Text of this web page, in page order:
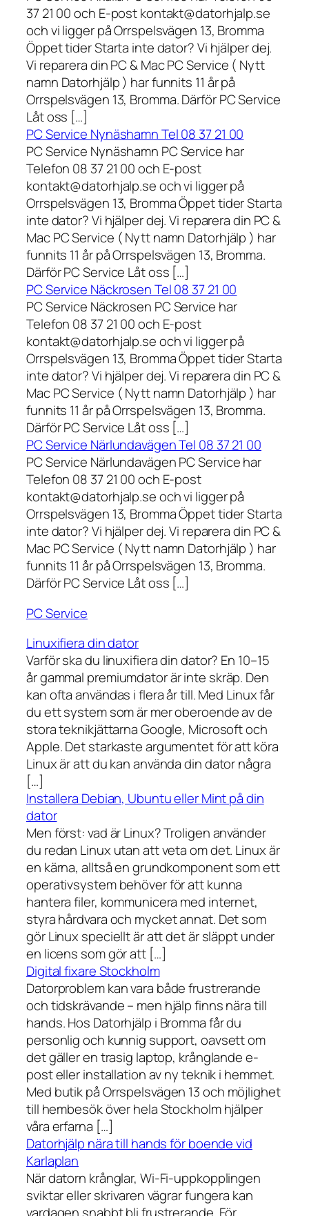
37 21 00 och E-post kontakt@datorhjalp.se
och vi ligger på Orrspelsvägen 13, Bromma
Öppet tider Starta inte dator? Vi hjälper dej.
Vi reparera din PC & Mac PC Service ( Nytt
namn Datorhjälp ) har funnits 11 år på
Orrspelsvägen 13, Bromma. Därför PC Service
Låt oss […]
PC Service Nynäshamn Tel 08 37 21 00
PC Service Nynäshamn PC Service har
Telefon 08 37 21 00 och E-post
kontakt@datorhjalp.se och vi ligger på
Orrspelsvägen 13, Bromma Öppet tider Starta
inte dator? Vi hjälper dej. Vi reparera din PC &
Mac PC Service ( Nytt namn Datorhjälp ) har
funnits 11 år på Orrspelsvägen 13, Bromma.
Därför PC Service Låt oss […]
PC Service Näckrosen Tel 08 37 21 00
PC Service Näckrosen PC Service har
Telefon 08 37 21 00 och E-post
kontakt@datorhjalp.se och vi ligger på
Orrspelsvägen 13, Bromma Öppet tider Starta
inte dator? Vi hjälper dej. Vi reparera din PC &
Mac PC Service ( Nytt namn Datorhjälp ) har
funnits 11 år på Orrspelsvägen 13, Bromma.
Därför PC Service Låt oss […]
PC Service Närlundavägen Tel 08 37 21 00
PC Service Närlundavägen PC Service har
Telefon 08 37 21 00 och E-post
kontakt@datorhjalp.se och vi ligger på
Orrspelsvägen 13, Bromma Öppet tider Starta
inte dator? Vi hjälper dej. Vi reparera din PC &
Mac PC Service ( Nytt namn Datorhjälp ) har
funnits 11 år på Orrspelsvägen 13, Bromma.
Därför PC Service Låt oss […]
PC Service
Linuxifiera din dator
Varför ska du linuxifiera din dator? En 10–15
år gammal premiumdator är inte skräp. Den
kan ofta användas i flera år till. Med Linux får
du ett system som är mer oberoende av de
stora teknikjättarna Google, Microsoft och
Apple. Det starkaste argumentet för att köra
Linux är att du kan använda din dator några
[…]
Installera Debian, Ubuntu eller Mint på din
dator
Men först: vad är Linux? Troligen använder
du redan Linux utan att veta om det. Linux är
en kärna, alltså en grundkomponent som ett
operativsystem behöver för att kunna
hantera filer, kommunicera med internet,
styra hårdvara och mycket annat. Det som
gör Linux speciellt är att det är släppt under
en licens som gör att […]
Digital fixare Stockholm
Datorproblem kan vara både frustrerande
och tidskrävande – men hjälp finns nära till
hands. Hos Datorhjälp i Bromma får du
personlig och kunnig support, oavsett om
det gäller en trasig laptop, krånglande e-
post eller installation av ny teknik i hemmet.
Med butik på Orrspelsvägen 13 och möjlighet
till hembesök över hela Stockholm hjälper
våra erfarna […]
Datorhjälp nära till hands för boende vid
Karlaplan
När datorn krånglar, Wi-Fi-uppkopplingen
sviktar eller skrivaren vägrar fungera kan